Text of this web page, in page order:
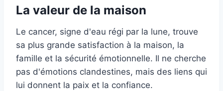
La valeur de la maison
Le cancer, signe d'eau régi par la lune, trouve
sa plus grande satisfaction à la maison, la
famille et la sécurité émotionnelle. Il ne cherche
pas d'émotions clandestines, mais des liens qui
lui donnent la paix et la confiance.